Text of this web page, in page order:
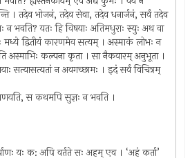
। तदेव भोजनं, तदेव सेवा, तदेव धनार्जनं, सर्वं तदेव
न भवति? यतः हि विषयाः अतिमधुराः स्युः अथ वा
मध्ये द्वितीयं कारणमेव सत्यम् । अस्माकं लोभः न
अस्माभिः कल्पना कृता । सा नैकवारम् अनुभूता ।
सत्यासत्यतां न अवगच्छामः । इदं सर्वं विचित्रम्
गणयति, स कथमपि सुज्ञः न भवति ।
यः क: अपि वर्तते सः अहम् एव । ‘अहं कर्ता’